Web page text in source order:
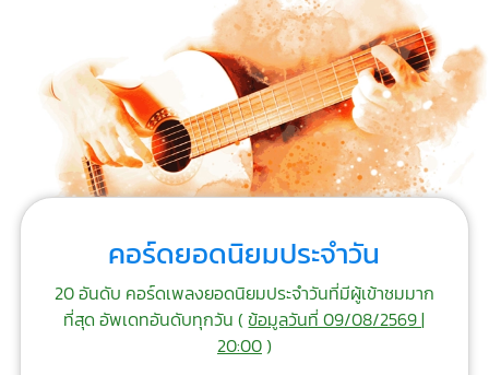
คอร์ดยอดนิยมประจำวัน
20 อันดับ คอร์ดเพลงยอดนิยมประจำวันที่มีผู้เข้าชมมาก
ที่สุด อัพเดทอันดับทุกวัน (ข้อมูลวันที่ 09/08/2569 |
20:00)